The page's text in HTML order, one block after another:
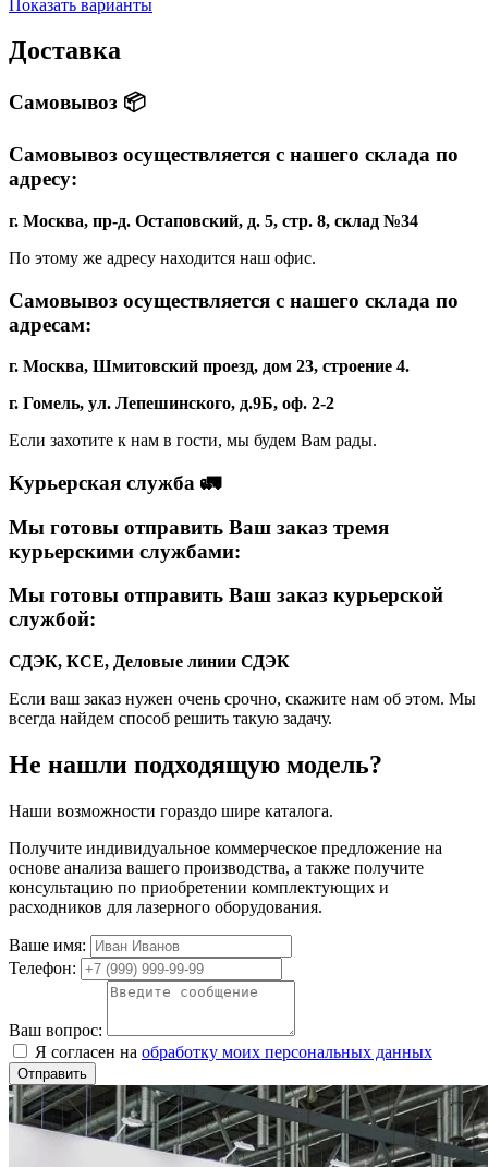
Показать варианты
Доставка
Самовывоз 📦
Самовывоз осуществляется с нашего склада по
адресу:
г. Москва, пр-д. Остаповский, д. 5, стр. 8, склад №34
По этому же адресу находится наш офис.
Самовывоз осуществляется с нашего склада по
адресам:
г. Москва, Шмитовский проезд, дом 23, строение 4.
г. Гомель, ул. Лепешинского, д.9Б, оф. 2-2
Если захотите к нам в гости, мы будем Вам рады.
Курьерская служба 🚛
Мы готовы отправить Ваш заказ тремя
курьерскими службами:
Мы готовы отправить Ваш заказ курьерской
службой:
СДЭК, КСЕ, Деловые линии СДЭК
Если ваш заказ нужен очень срочно, скажите нам об этом. Мы
всегда найдем способ решить такую задачу.
Не нашли подходящую модель?
Наши возможности гораздо шире каталога.
Получите индивидуальное коммерческое предложение на
основе анализа вашего производства, а также получите
консультацию по приобретении комплектующих и
расходников для лазерного оборудования.
Ваше имя:
Телефон:
Ваш вопрос:
Я согласен на обработку моих персональных данных
Отправить